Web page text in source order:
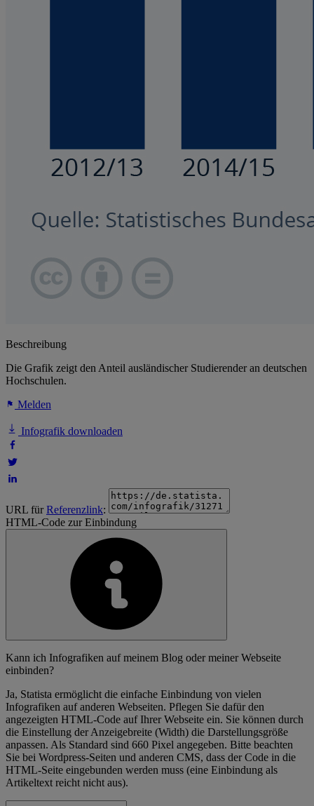
Beschreibung
Die Grafik zeigt den Anteil ausländischer Studierender an deutschen
Hochschulen.
Melden
Infografik downloaden
URL fürReferenzlink:
HTML-Code zur Einbindung
Kann ich Infografiken auf meinem Blog oder meiner Webseite
einbinden?
Ja, Statista ermöglicht die einfache Einbindung von vielen
Infografiken auf anderen Webseiten. Pflegen Sie dafür den
angezeigten HTML-Code auf Ihrer Webseite ein. Sie können durch
die Einstellung der Anzeigebreite (Width) die Darstellungsgröße
anpassen. Als Standard sind 660 Pixel angegeben. Bitte beachten
Sie bei Wordpress-Seiten und anderen CMS, dass der Code in die
HTML-Seite eingebunden werden muss (eine Einbindung als
Artikeltext reicht nicht aus).